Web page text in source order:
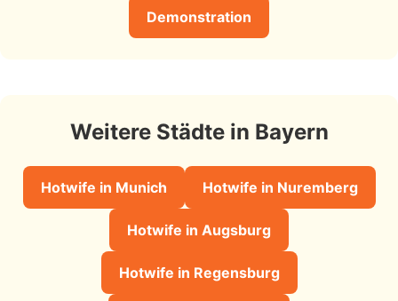
Demonstration
Weitere Städte in Bayern
Hotwife in Munich Hotwife in Nuremberg
Hotwife in Augsburg
Hotwife in Regensburg